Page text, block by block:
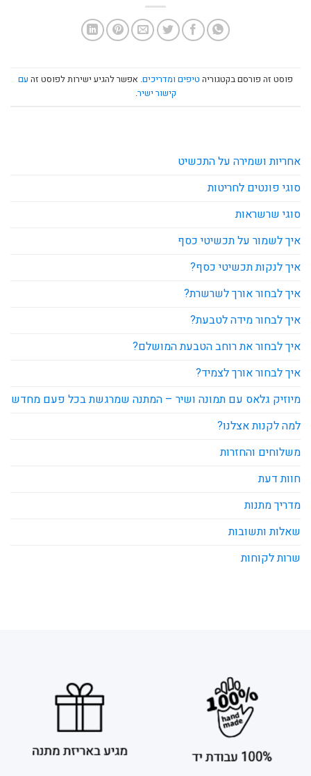
פוסט זה פורסם בקטגוריה טיפים ומדריכים. אפשר להגיע ישירות לפוסט זה עם
קישור ישיר.
אחריות ושמירה על התכשיט
סוגי פונטים לחריטות
סוגי שרשראות
איך לשמור על תכשיטי כסף
איך לנקות תכשיטי כסף?
איך לבחור אורך לשרשרת?
איך לבחור מידה לטבעת?
איך לבחור את רוחב הטבעת המושלם?
איך לבחור אורך לצמיד?
מיוזיק גלאס עם תמונה ושיר – המתנה שמרגשת בכל פעם מחדש
למה לקנות אצלנו?
משלוחים והחזרות
חוות דעת
מדריך מתנות
שאלות ותשובות
שרות לקוחות